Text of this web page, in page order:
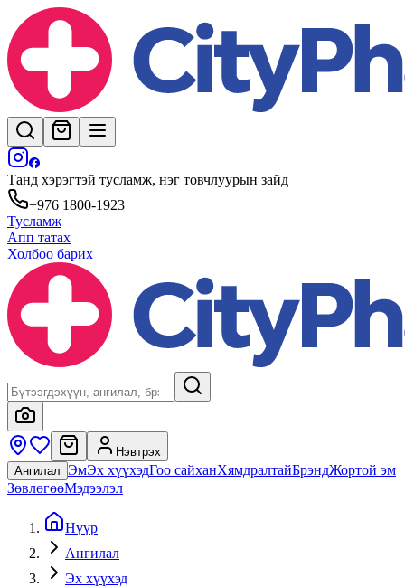
Танд хэрэгтэй тусламж, нэг товчлуурын зайд
+976 1800-1923
Тусламж
Апп татах
Холбоо барих
Нэвтрэх
Ангилал ЭмЭх хүүхэдГоо сайханХямдралтайБрэндЖортой эм
ЗөвлөгөөМэдээлэл
Нүүр
Ангилал
Эх хүүхэд